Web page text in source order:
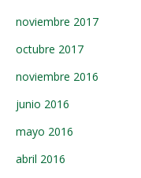
noviembre 2017
octubre 2017
noviembre 2016
junio 2016
mayo 2016
abril 2016